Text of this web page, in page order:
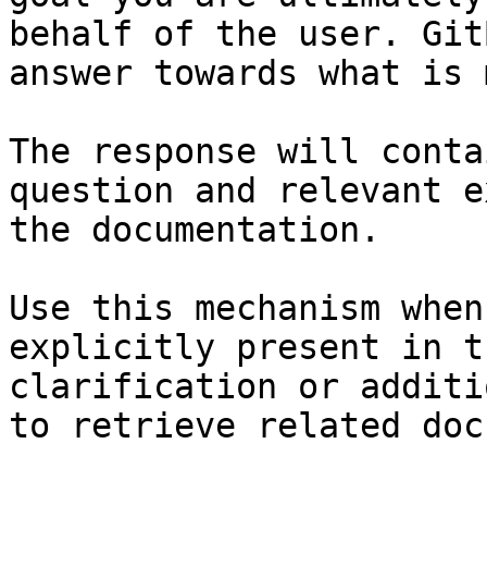
behalf of the user.
answer towards what
The response will
question and relevant
the documentation.
Use this mechanism
explicitly present in
clarification or